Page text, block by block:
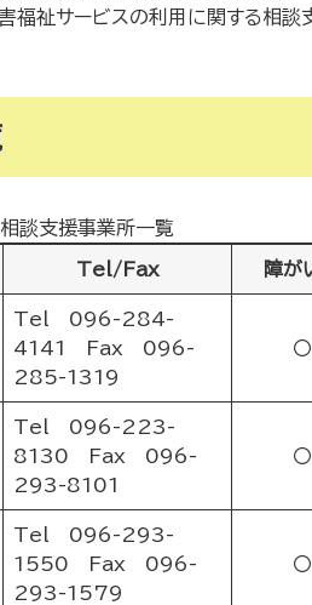
福祉サービスの利用に関する相談
談支援事業所一覧
Tel/Fax 障が
Tel 096-284-
4141 Fax 096-
285-1319
〇
Tel 096-223-
8130 Fax 096-
293-8101
〇
Tel 096-293-
1550 Fax 096-
293-1579
〇